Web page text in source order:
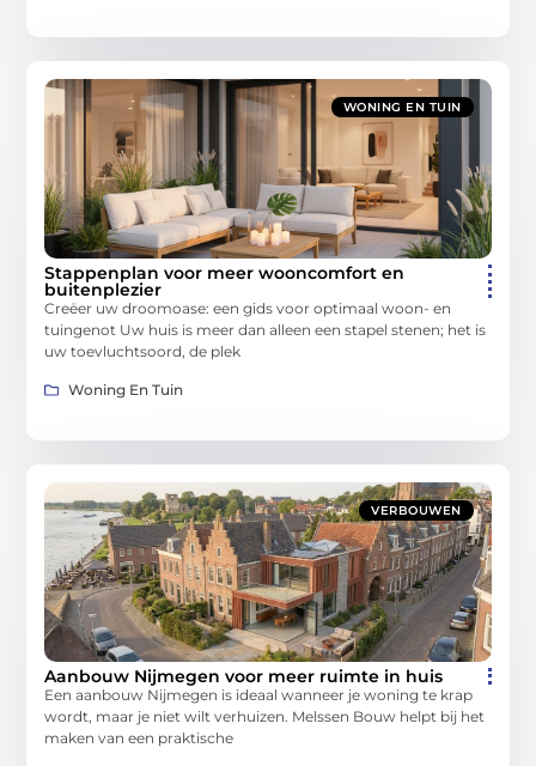
WONING EN TUIN
Stappenplan voor meer wooncomfort en
buitenplezier
Creëer uw droomoase: een gids voor optimaal woon- en
tuingenot Uw huis is meer dan alleen een stapel stenen; het is
uw toevluchtsoord, de plek
Woning En Tuin
VERBOUWEN
Aanbouw Nijmegen voor meer ruimte in huis
Een aanbouw Nijmegen is ideaal wanneer je woning te krap
wordt, maar je niet wilt verhuizen. Melssen Bouw helpt bij het
maken van een praktische